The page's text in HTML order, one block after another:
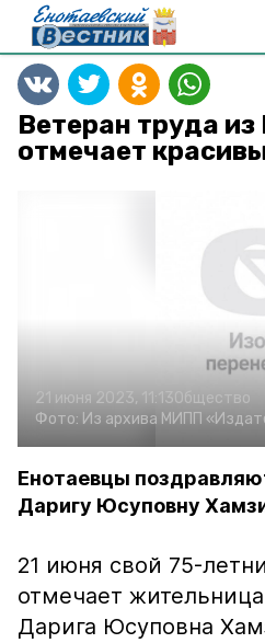
Ветеран труда из
отмечает
21 июня 2023, 11:13Общество
Фото: Из архива МИПП
Енотаевцы
Даригу Юсуповну
21 июня свой 75-
отмечает
Дарига Юсуповна